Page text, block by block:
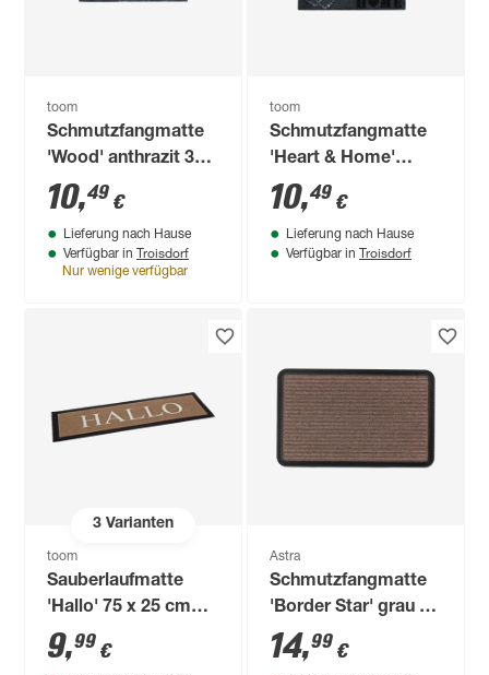
toom
Schmutzfangmatte
'Wood' anthrazit 39 x
58 cm
10,49 €
Lieferung nach Hause
Verfügbar in Troisdorf
Nur wenige verfügbar
toom
Schmutzfangmatte
'Heart & Home'
anthrazit 39 x 58 cm
10,49 €
Lieferung nach Hause
Verfügbar in Troisdorf
3Varianten
toom
Sauberlaufmatte
'Hallo' 75 x 25 cm
schlammfarben
9,99 €
Astra
Schmutzfangmatte
'Border Star' grau 40
x 60 cm
14,99 €